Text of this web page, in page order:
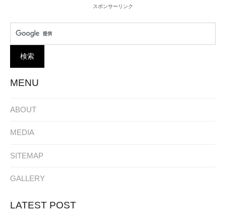
スポンサーリンク
MENU
ABOUT
MEDIA
SITEMAP
GALLERY
LATEST POST